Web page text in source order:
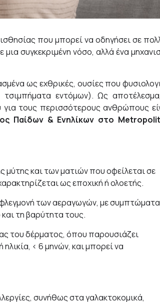
που μπορεί να οδηγήσει σε
συγκεκριμένη νόσο, αλλά ένα
ως εχθρικές, ουσίες που
εντόμων). Ως
τους περισσότερους ανθρώπους
Παίδων & Ενηλίκων στο
μύτης και των ματιών που οφείλεται σε
ως εποχική ή ολοετής.
των αεραγωγών, με συμπτώματα
τη βαρύτητα τους.
του δέρματος, όπου παρουσιάζει
< 6 μηνών, και μπορεί να
συνήθως στα γαλακτοκομικά,